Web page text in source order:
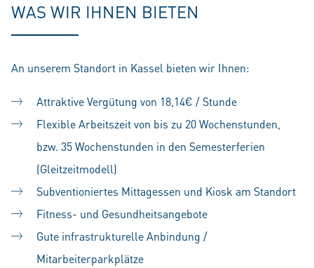
WAS WIR IHNEN BIETEN
An unserem Standort in Kassel bieten wir Ihnen:
Attraktive Vergütung von 18,14€ / Stunde
Flexible Arbeitszeit von bis zu 20 Wochenstunden,
bzw. 35 Wochenstunden in den Semesterferien
(Gleitzeitmodell)
Subventioniertes Mittagessen und Kiosk am Standort
Fitness- und Gesundheitsangebote
Gute infrastrukturelle Anbindung /
Mitarbeiterparkplätze